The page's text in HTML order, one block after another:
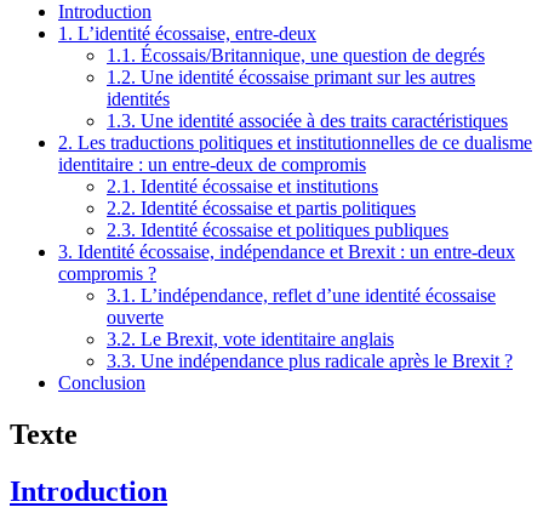
Introduction
1. L’identité écossaise, entre-deux
1.1. Écossais/Britannique, une question de degrés
1.2. Une identité écossaise primant sur les autres
identités
1.3. Une identité associée à des traits caractéristiques
2. Les traductions politiques et institutionnelles de ce dualisme
identitaire : un entre-deux de compromis
2.1. Identité écossaise et institutions
2.2. Identité écossaise et partis politiques
2.3. Identité écossaise et politiques publiques
3. Identité écossaise, indépendance et Brexit : un entre-deux
compromis ?
3.1. L’indépendance, reflet d’une identité écossaise
ouverte
3.2. Le Brexit, vote identitaire anglais
3.3. Une indépendance plus radicale après le Brexit ?
Conclusion
Texte
Introduction